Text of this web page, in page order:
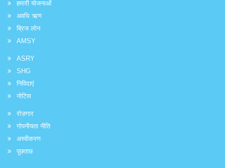
हमारी योजनाओं
अवधि ऋण
ब्रिज लोन
AMSY
ASRY
SHG
निविदाएं
नोटिस
रोज़गार
गोपनीयता नीति
अस्वीकरण
पूछताछ